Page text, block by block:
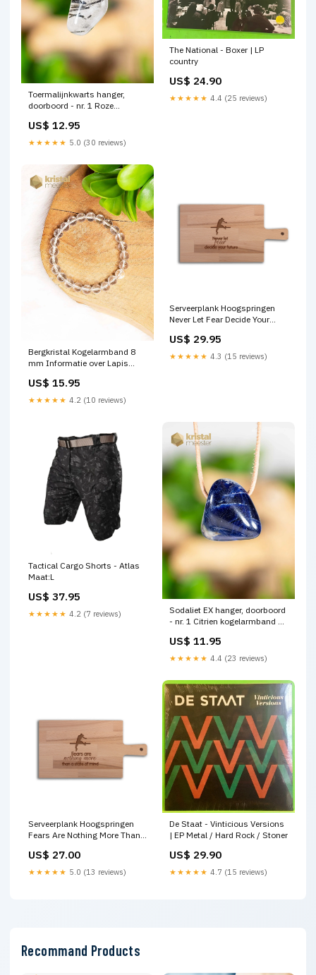
Toermalijnkwarts hanger,
doorboord - nr. 1 Roze
US$ 12.95
★★★★★ 5.0 (30 reviews)
The National - Boxer | LP
country
US$ 24.90
★★★★★ 4.4 (25 reviews)
Bergkristal Kogelarmband 8
mm Informatie over Lapis
US$ 15.95
★★★★★ 4.2 (10 reviews)
Serveerplank Hoogspringen
Never Let Fear Decide Your
US$ 29.95
★★★★★ 4.3 (15 reviews)
Tactical Cargo Shorts - Atlas
Maat:L
US$ 37.95
★★★★★ 4.2 (7 reviews)
Sodaliet EX hanger, doorboord
- nr. 1 Citrien kogelarmband 6
US$ 11.95
★★★★★ 4.4 (23 reviews)
Serveerplank Hoogspringen
Fears Are Nothing More Than
soort_Telefoonhouder
US$ 27.00
★★★★★ 5.0 (13 reviews)
De Staat - Vinticious Versions
| EP Metal / Hard Rock / Stoner
US$ 29.90
★★★★★ 4.7 (15 reviews)
Recommand Products